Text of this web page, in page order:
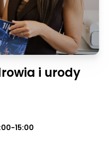
i urody
15:00